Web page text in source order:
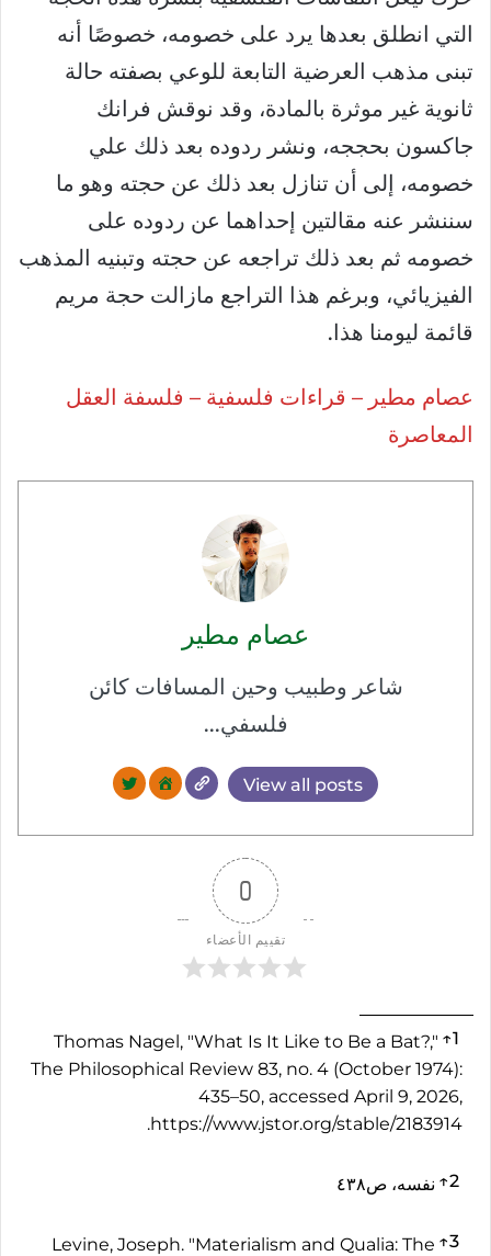
التي انطلق بعدها يرد على خصومه، خصوصًا أنه
تبنى مذهب العرضية التابعة للوعي بصفته حالة
ثانوية غير موثرة بالمادة، وقد نوقش فرانك
جاكسون بحججه، ونشر ردوده بعد ذلك علي
خصومه، إلى أن تنازل بعد ذلك عن حجته وهو ما
سننشر عنه مقالتين إحداهما عن ردوده على
خصومه ثم بعد ذلك تراجعه عن حجته وتبنيه المذهب
الفيزيائي، وبرغم هذا التراجع مازالت حجة مريم
قائمة ليومنا هذا.
عصام مطير – قراءات فلسفية – فلسفة العقل
المعاصرة
عصام مطير
شاعر وطبيب وحين المسافات كائن
فلسفي...
View all posts
0
تقييم الأعضاء
1
↑
Thomas Nagel, "What Is It Like to Be a Bat?,"
The Philosophical Review 83, no. 4 (October 1974):
435–50, accessed April 9, 2026,
https://www.jstor.org/stable/2183914.
2
↑ نفسه، ص٤٣٨
3
↑
Levine, Joseph. "Materialism and Qualia: The